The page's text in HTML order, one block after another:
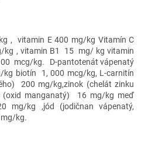
, vitamin E 400 mg/kg Vitamín C
kg , vitamin B1 15 mg/ kg vitamin
mcg/kg. D-pantotenát vápenatý
biotín 1, 000 mcg/kg, L-carnitín
200 mg/kg,zinok (chelát zinku
(oxid manganatý) 16 mg/kg meď
mg/kg ,jód (jodičnan vápenatý,
kg.